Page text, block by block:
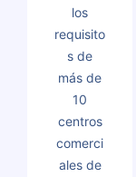
los
requisito
s de
más de
10
centros
comerci
ales de